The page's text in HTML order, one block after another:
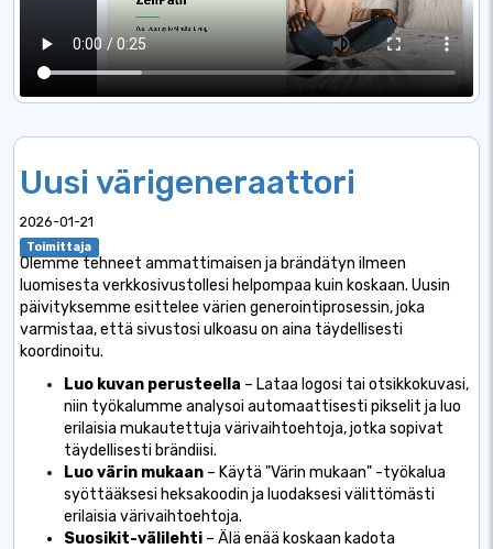
Uusi värigeneraattori
2026-01-21
Toimittaja
Olemme tehneet ammattimaisen ja brändätyn ilmeen
luomisesta verkkosivustollesi helpompaa kuin koskaan. Uusin
päivityksemme esittelee värien generointiprosessin, joka
varmistaa, että sivustosi ulkoasu on aina täydellisesti
koordinoitu.
Luo kuvan perusteella – Lataa logosi tai otsikkokuvasi,
niin työkalumme analysoi automaattisesti pikselit ja luo
erilaisia ​​mukautettuja värivaihtoehtoja, jotka sopivat
täydellisesti brändiisi.
Luo värin mukaan – Käytä "Värin mukaan" -työkalua
syöttääksesi heksakoodin ja luodaksesi välittömästi
erilaisia ​​värivaihtoehtoja.
Suosikit-välilehti – Älä enää koskaan kadota